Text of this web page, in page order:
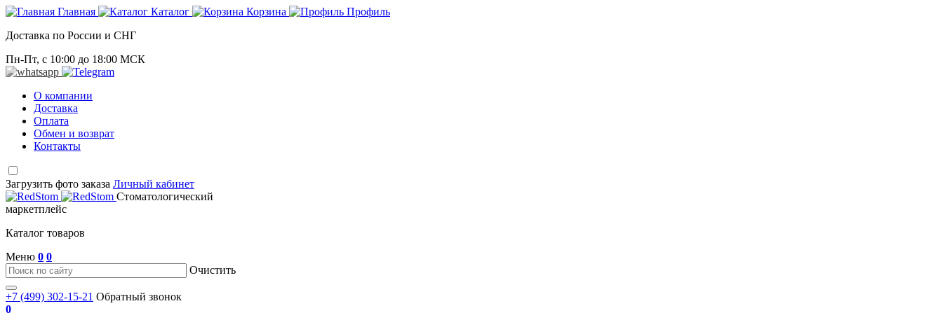
Главная Каталог Корзина
Профиль
Доставка по России и СНГ
Пн-Пт, с 10:00 до 18:00 МСК
О компании
Доставка
Оплата
Обмен и возврат
Контакты
Загрузить фото заказа Личный кабинет
Стоматологический
маркетплейс
Каталог товаров
Меню 0 0
Очистить
+7 (499) 302-15-21 Обратный звонок
0